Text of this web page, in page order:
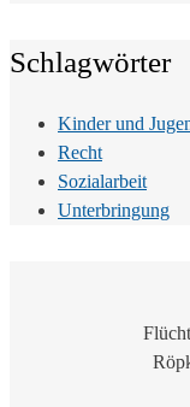
Schlagwörter
Kinder und
Recht
Sozialarbeit
Unterbringung